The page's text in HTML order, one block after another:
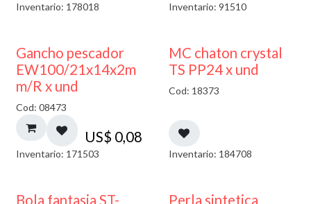
Inventario: 178018 Inventario: 91510
Gancho pescador
EW100/21x14x2m
m/R x und
Cod: 08473
US$ 0,08
Inventario: 171503
MC chaton crystal
TS PP24 x und
Cod: 18373
Inventario: 184708
Bola fantasia ST- Perla sintetica